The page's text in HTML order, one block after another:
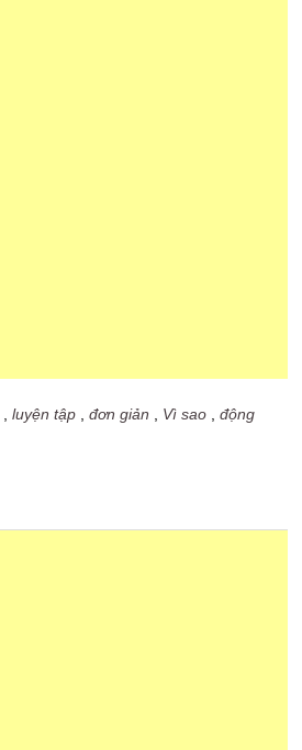
,luyện tập ,đơn giản Vì sao ,động